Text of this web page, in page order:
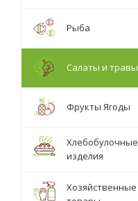
Рыба
Салаты и травы
Фрукты Ягоды
Хлебобулочные
изделия
Хозяйственные